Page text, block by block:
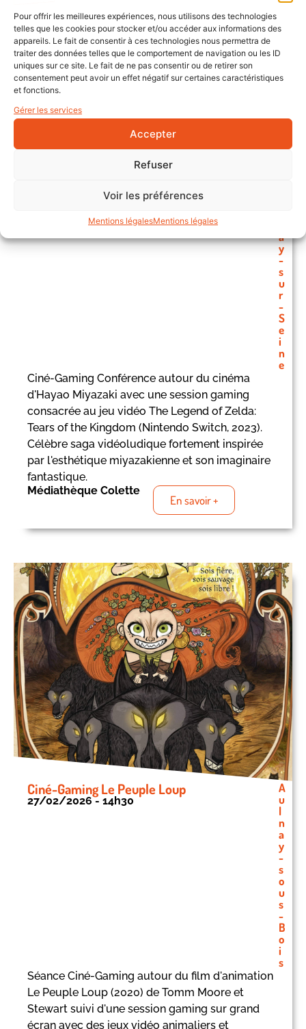
Pour offrir les meilleures expériences, nous utilisons des technologies
telles que les cookies pour stocker et/ou accéder aux informations des
appareils. Le fait de consentir à ces technologies nous permettra de
traiter des données telles que le comportement de navigation ou les ID
uniques sur ce site. Le fait de ne pas consentir ou de retirer son
consentement peut avoir un effet négatif sur certaines caractéristiques
et fonctions.
Gérer les services
Accepter
Refuser
Voir les préférences
Mentions légalesMentions légales
Ciné-Gaming Miyazaki & Zelda
18/02/2026 - 15h00
a
y
-
s
u
r
-
S
e
i
n
e
Ciné-Gaming Conférence autour du cinéma
d'Hayao Miyazaki avec une session gaming
consacrée au jeu vidéo The Legend of Zelda:
Tears of the Kingdom (Nintendo Switch, 2023).
Célèbre saga vidéoludique fortement inspirée
par l'esthétique miyazakienne et son imaginaire
fantastique.
Médiathèque Colette
En savoir +
Ciné-Gaming Le Peuple Loup
27/02/2026 - 14h30
A
u
l
n
a
y
-
s
o
u
s
-
B
o
i
s
Séance Ciné-Gaming autour du film d'animation
Le Peuple Loup (2020) de Tomm Moore et
Stewart suivi d'une session gaming sur grand
écran avec des jeux vidéo animaliers et